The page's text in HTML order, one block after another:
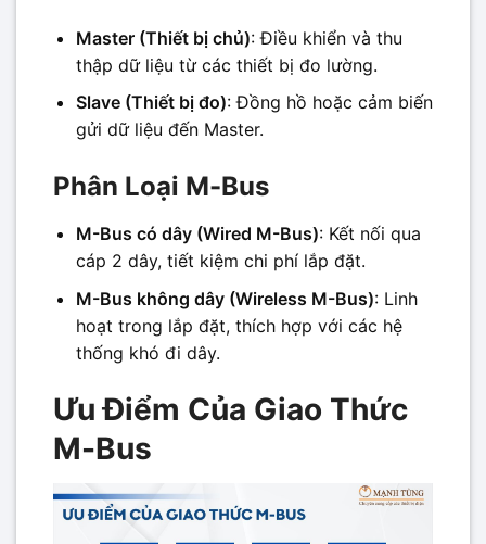
Master (Thiết bị chủ): Điều khiển và thu
thập dữ liệu từ các thiết bị đo lường.
Slave (Thiết bị đo): Đồng hồ hoặc cảm biến
gửi dữ liệu đến Master.
Phân Loại M-Bus
M-Bus có dây (Wired M-Bus): Kết nối qua
cáp 2 dây, tiết kiệm chi phí lắp đặt.
M-Bus không dây (Wireless M-Bus): Linh
hoạt trong lắp đặt, thích hợp với các hệ
thống khó đi dây.
Ưu Điểm Của Giao Thức
M-Bus